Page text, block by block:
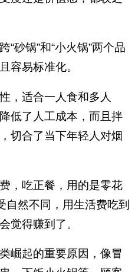
砂锅”和“小火锅”两个品
容易标准化。
，适合一人食和多人
低了人工成本，而且拌
切合了当下年轻人对烟
，吃正餐，用的是零花
自然不同，用生活费吃到
觉得赚到了。
崛起的重要原因，像冒